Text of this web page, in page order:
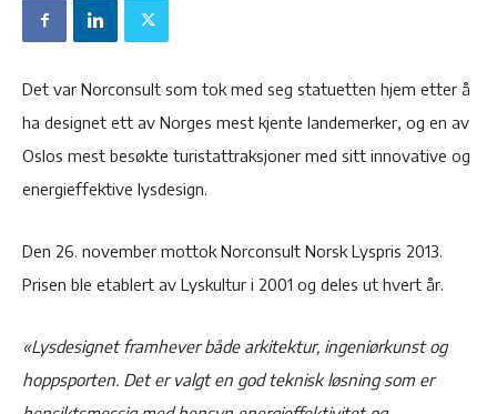
Det var Norconsult som tok med seg statuetten hjem etter å
ha designet ett av Norges mest kjente landemerker, og en av
Oslos mest besøkte turistattraksjoner med sitt innovative og
energieffektive lysdesign.
Den 26. november mottok Norconsult Norsk Lyspris 2013.
Prisen ble etablert av Lyskultur i 2001 og deles ut hvert år.
«Lysdesignet framhever både arkitektur, ingeniørkunst og
hoppsporten. Det er valgt en god teknisk løsning som er